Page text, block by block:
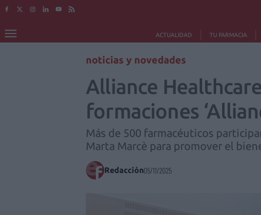
ACTUALIDAD TU FARMACIA
noticias y novedades
Alliance
formaciones
Más de 500 farmacéuticos
Marta Marcè para promover el
Redacción05/11/2025